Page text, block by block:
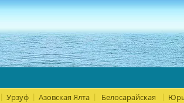
Урзуф Азовская Ялта
Белосарайская